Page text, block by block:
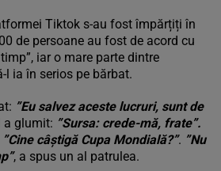
Tiktok s-au fost împărțiți în
de persoane au fost de acord cu
iar o mare parte dintre
l ia în serios pe bărbat.
”Eu salvez aceste lucruri, sunt de
a glumit: ”Sursa: crede-mă, frate”.
”Cine câștigă Cupa Mondială?”. ”Nu
, a spus un al patrulea.